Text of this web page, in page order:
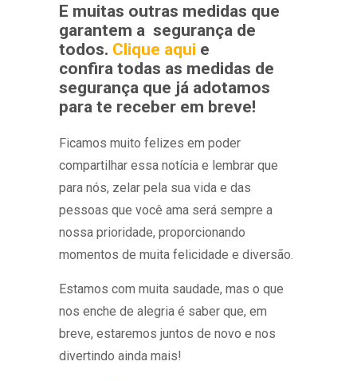
E muitas outras medidas que
garantem a segurança de
todos. Clique aqui e
confira todas as medidas de
segurança que já adotamos
para te receber em breve!
Ficamos muito felizes em poder
compartilhar essa notícia e lembrar que
para nós, zelar pela sua vida e das
pessoas que você ama será sempre a
nossa prioridade, proporcionando
momentos de muita felicidade e diversão.
Estamos com muita saudade, mas o que
nos enche de alegria é saber que, em
breve, estaremos juntos de novo e nos
divertindo ainda mais!